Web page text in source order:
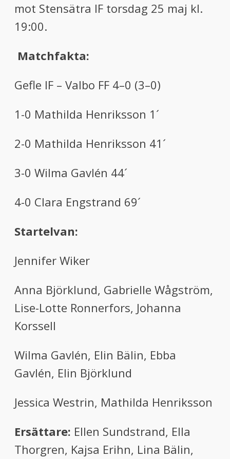
mot Stensätra IF torsdag 25 maj kl.
19:00.
Matchfakta:
Gefle IF – Valbo FF 4–0 (3–0)
1-0 Mathilda Henriksson 1´
2-0 Mathilda Henriksson 41´
3-0 Wilma Gavlén 44´
4-0 Clara Engstrand 69´
Startelvan:
Jennifer Wiker
Anna Björklund, Gabrielle Wågström,
Lise-Lotte Ronnerfors, Johanna
Korssell
Wilma Gavlén, Elin Bälin, Ebba
Gavlén, Elin Björklund
Jessica Westrin, Mathilda Henriksson
Ersättare: Ellen Sundstrand, Ella
Thorgren, Kajsa Erihn, Lina Bälin,